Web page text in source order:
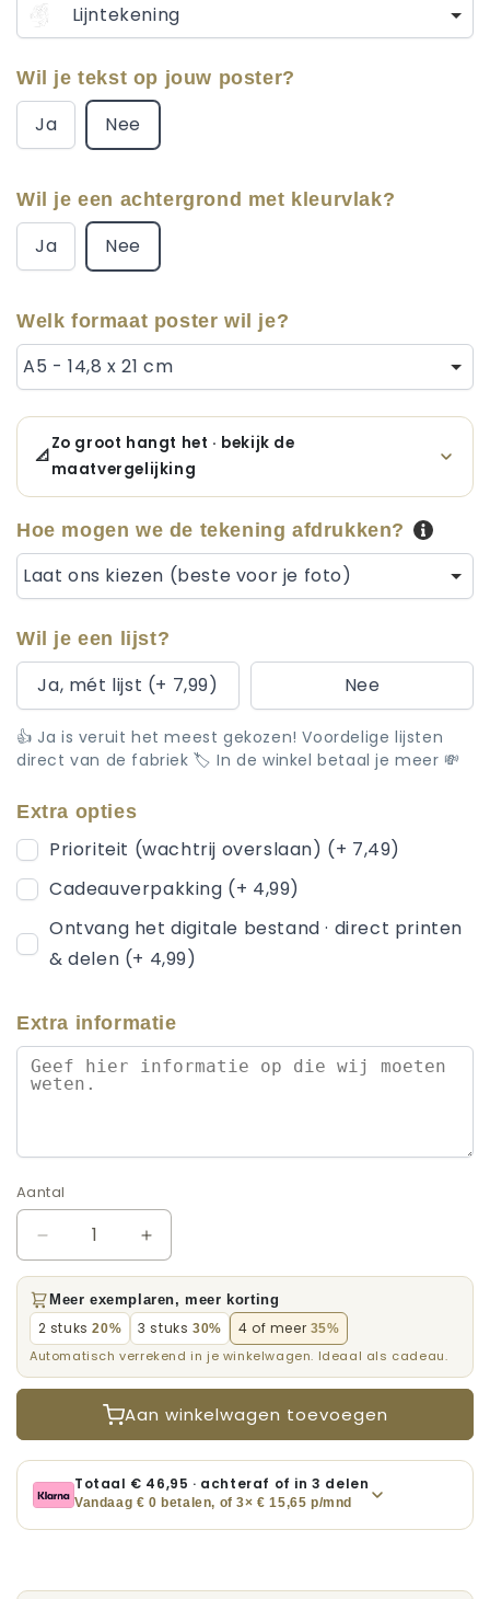
Meer exemplaren, meer korting
2 stuks20% 3 stuks 30% 4 of meer 35%
Automatisch verrekend in je winkelwagen. Ideaal als cadeau.
Lijntekening
Wil je tekst op jouw poster?
Ja Nee
Wil je een achtergrond met kleurvlak?
Ja Nee
Welk formaat poster wil je?
A5 - 14,8 x 21 cm
📐
Zo groot hangt het · bekijk de
maatvergelijking
Hoe mogen we de tekening afdrukken?
Laat ons kiezen (beste voor je foto)
Wil je een lijst?
Ja, mét lijst (+ 7,99) Nee
👍 Ja is veruit het meest gekozen! Voordelige lijsten
direct van de fabriek 🏷️ In de winkel betaal je meer 💸
Extra opties
Prioriteit (wachtrij overslaan) (+ 7,49)
Cadeauverpakking (+ 4,99)
Ontvang het digitale bestand · direct printen
& delen (+ 4,99)
Extra informatie
Aan winkelwagen toevoegen
Totaal € 46,95 · achteraf of in 3 delen
Vandaag € 0 betalen, of 3× €15,65 p/mnd
Aantal
Aantal
Aantal
verlagen
voor
Huwelijksposter
Aantal
verhogen
Huwelijksposter